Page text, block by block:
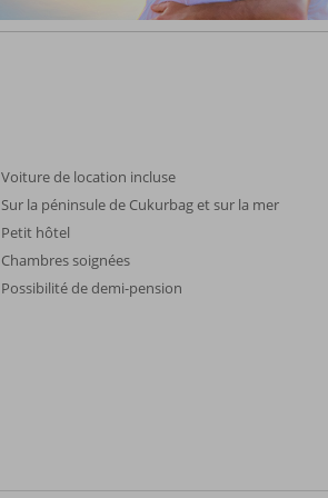
Voiture de location incluse
Sur la péninsule de Cukurbag et sur la mer
Petit hôtel
Chambres soignées
Possibilité de demi-pension